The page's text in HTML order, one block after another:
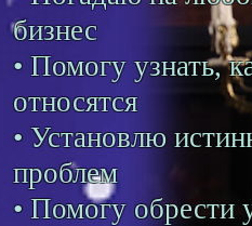
бизнес
• Помогу узнать,
относятся
• Установлю
проблем
• Помогу обрести